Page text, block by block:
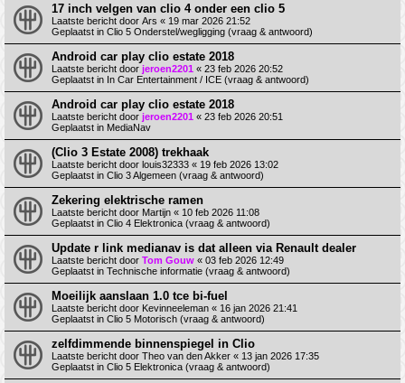
17 inch velgen van clio 4 onder een clio 5
Laatste bericht door Ars « 19 mar 2026 21:52
Geplaatst in Clio 5 Onderstel/wegligging (vraag & antwoord)
Android car play clio estate 2018
Laatste bericht door jeroen2201 « 23 feb 2026 20:52
Geplaatst in In Car Entertainment / ICE (vraag & antwoord)
Android car play clio estate 2018
Laatste bericht door jeroen2201 « 23 feb 2026 20:51
Geplaatst in MediaNav
(Clio 3 Estate 2008) trekhaak
Laatste bericht door louis32333 « 19 feb 2026 13:02
Geplaatst in Clio 3 Algemeen (vraag & antwoord)
Zekering elektrische ramen
Laatste bericht door Martijn « 10 feb 2026 11:08
Geplaatst in Clio 4 Elektronica (vraag & antwoord)
Update r link medianav is dat alleen via Renault dealer
Laatste bericht door Tom Gouw « 03 feb 2026 12:49
Geplaatst in Technische informatie (vraag & antwoord)
Moeilijk aanslaan 1.0 tce bi-fuel
Laatste bericht door Kevinneeleman « 16 jan 2026 21:41
Geplaatst in Clio 5 Motorisch (vraag & antwoord)
zelfdimmende binnenspiegel in Clio
Laatste bericht door Theo van den Akker « 13 jan 2026 17:35
Geplaatst in Clio 5 Elektronica (vraag & antwoord)